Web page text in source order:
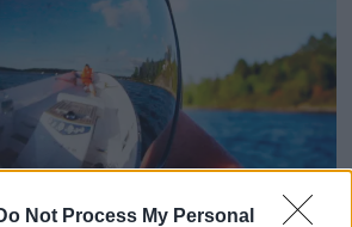
Not Process My Personal